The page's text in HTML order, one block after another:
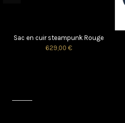
Sac en cuir steampunk Rouge
629,00 €